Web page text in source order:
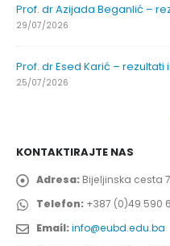
Prof. dr Azijada Beganlić –
29/07/2026
Prof. dr Esed Karić – rezultati
25/07/2026
KONTAKTIRAJTE NAS
Adresa: Bijeljinska cesta
Telefon: +387 (0)49 590
Email:info@eubd.edu.ba